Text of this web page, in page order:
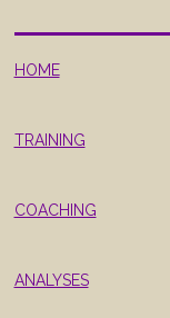
HOME
TRAINING
COACHING
ANALYSES